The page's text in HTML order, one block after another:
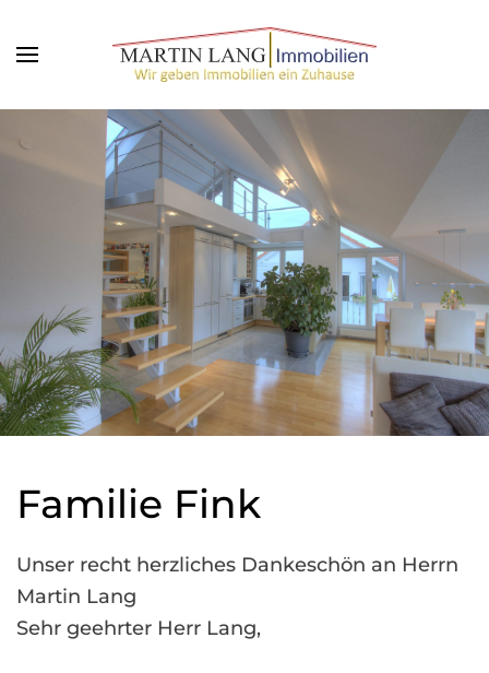
Familie Fink
Unser recht herzliches Dankeschön an Herrn
Martin Lang
Sehr geehrter Herr Lang,